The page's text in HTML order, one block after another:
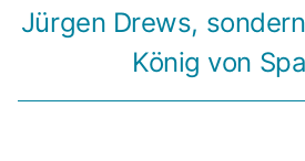
Jürgen Drews,
König von